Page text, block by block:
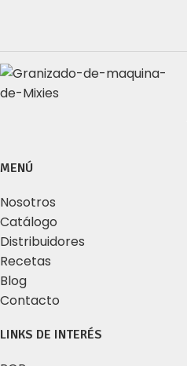
MENÚ
Nosotros
Catálogo
Distribuidores
Recetas
Blog
Contacto
LINKS DE INTERÉS